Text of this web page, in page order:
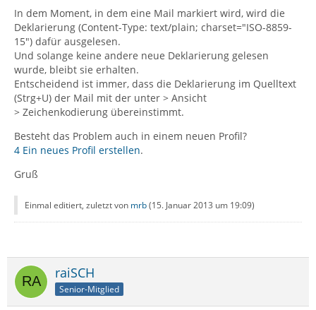
In dem Moment, in dem eine Mail markiert wird, wird die
Deklarierung (Content-Type: text/plain; charset="ISO-8859-
15") dafür ausgelesen.
Und solange keine andere neue Deklarierung gelesen
wurde, bleibt sie erhalten.
Entscheidend ist immer, dass die Deklarierung im Quelltext
(Strg+U) der Mail mit der unter > Ansicht
> Zeichenkodierung übereinstimmt.
Besteht das Problem auch in einem neuen Profil?
4 Ein neues Profil erstellen.
Gruß
Einmal editiert, zuletzt von mrb(15. Januar 2013 um 19:09)
raiSCH
Senior-Mitglied